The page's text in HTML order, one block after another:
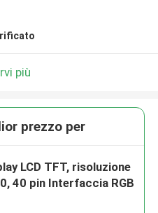
più
prezzo per
LCD TFT, risoluzione
40 pin Interfaccia RGB